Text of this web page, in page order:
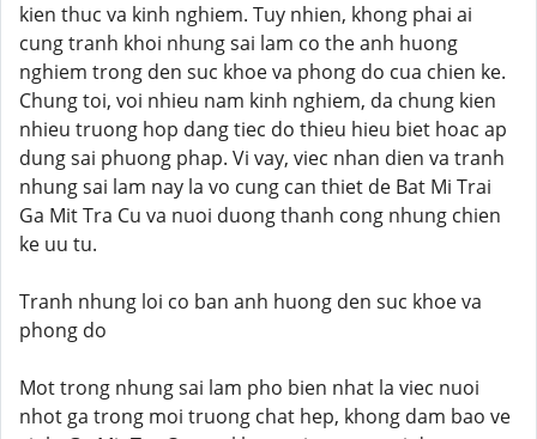
kien thuc va kinh nghiem. Tuy nhien, khong phai ai
cung tranh khoi nhung sai lam co the anh huong
nghiem trong den suc khoe va phong do cua chien ke.
Chung toi, voi nhieu nam kinh nghiem, da chung kien
nhieu truong hop dang tiec do thieu hieu biet hoac ap
dung sai phuong phap. Vi vay, viec nhan dien va tranh
nhung sai lam nay la vo cung can thiet de Bat Mi Trai
Ga Mit Tra Cu va nuoi duong thanh cong nhung chien
ke uu tu.
Tranh nhung loi co ban anh huong den suc khoe va
phong do
Mot trong nhung sai lam pho bien nhat la viec nuoi
nhot ga trong moi truong chat hep, khong dam bao ve